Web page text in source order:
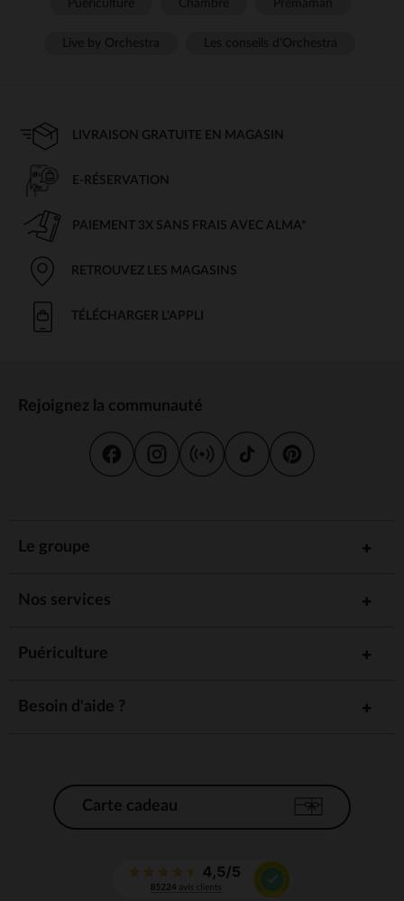
LIVRAISON GRATUITE EN MAGASIN
E-RÉSERVATION
PAIEMENT 3X SANS FRAIS AVEC ALMA*
RETROUVEZ LES MAGASINS
TÉLÉCHARGER L'APPLI
Rejoignez la communauté
Le groupe
Nos services
Puériculture
Besoin d'aide ?
Carte cadeau